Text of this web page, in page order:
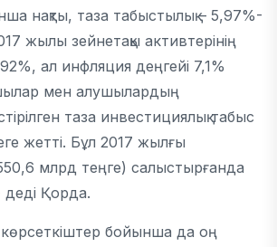
нақты, таза табыстылық – 5,97%-
жылы зейнетақы активтерінің
ал инфляция деңгейі 7,1%
мен алушылардың
таза инвестициялық табыс
жетті. Бұл 2017 жылғы
млрд теңге) салыстырғанда
Қорда.
көрсеткіштер бойынша да оң